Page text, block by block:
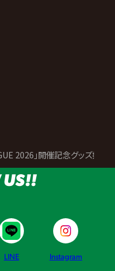
2026」開催記念グッズ好評
US!!
LINE Instagram